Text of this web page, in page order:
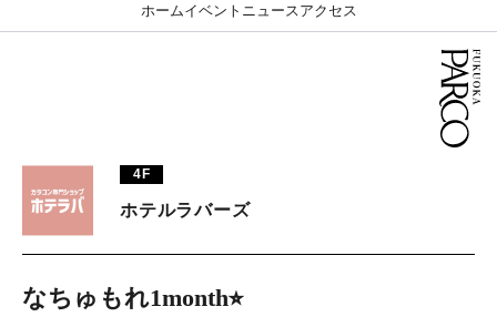
ホームイベント ニュース アクセス
4F
ホテルラバーズ
なちゅもれ1month⭐︎